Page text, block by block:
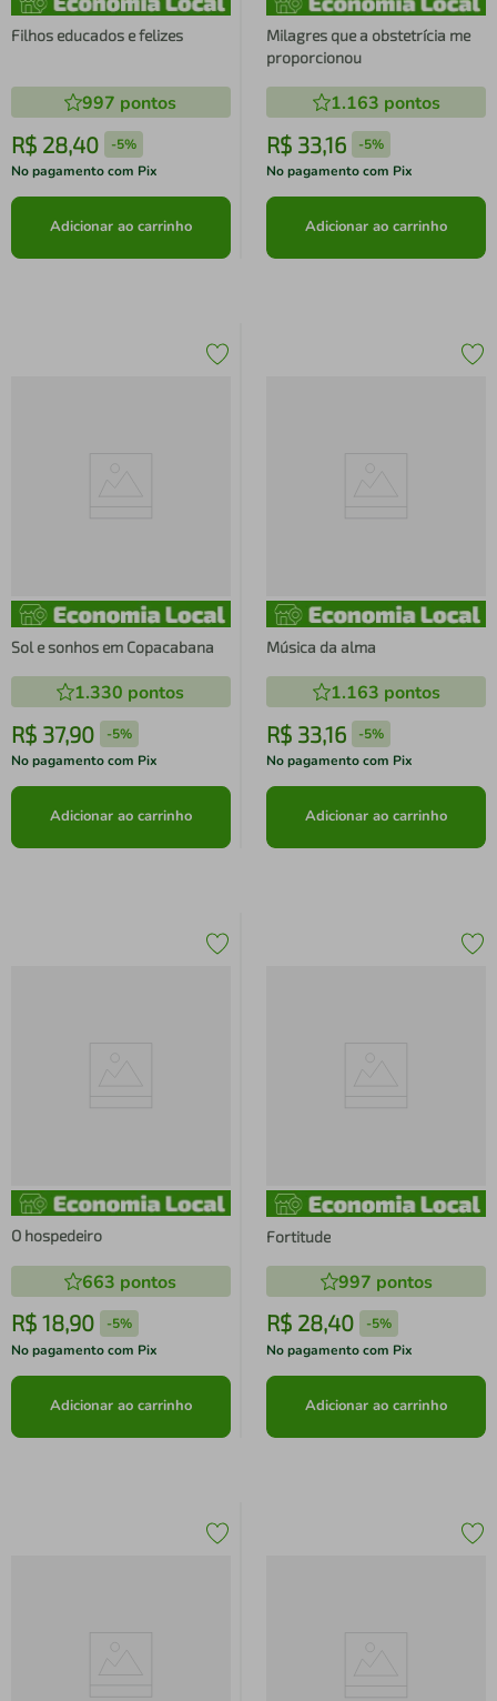
Filhos educados e felizes
997 pontos
R$ 28,40 -5%
No pagamento com Pix
Adicionar ao carrinho
Milagres que a obstetrícia me
proporcionou
1.163 pontos
R$ 33,16 -5%
No pagamento com Pix
Adicionar ao carrinho
Sol e sonhos em Copacabana
1.330 pontos
R$ 37,90 -5%
No pagamento com Pix
Adicionar ao carrinho
Música da alma
1.163 pontos
R$ 33,16 -5%
No pagamento com Pix
Adicionar ao carrinho
O hospedeiro
663 pontos
R$ 18,90 -5%
No pagamento com Pix
Adicionar ao carrinho
Fortitude
997 pontos
R$ 28,40 -5%
No pagamento com Pix
Adicionar ao carrinho